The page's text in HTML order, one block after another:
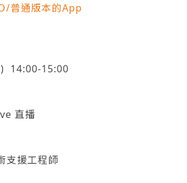
普通版本的App
14:00-15:00
直播
援工程師